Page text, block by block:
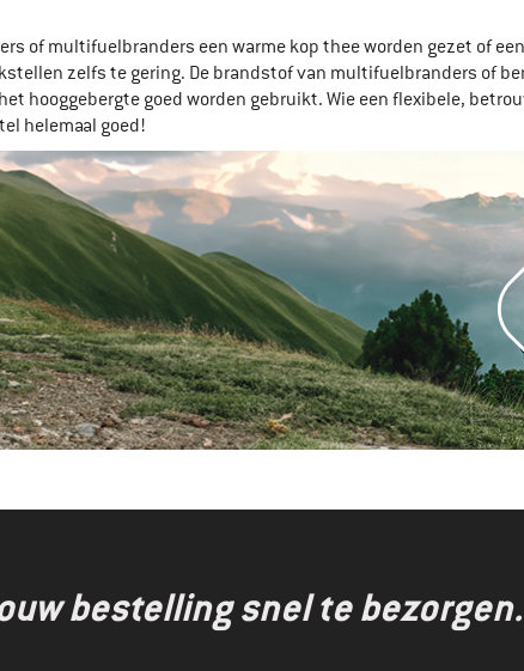
of multifuelbranders een warme kop thee worden gezet of
zelfs te gering. De brandstof van multifuelbranders of
hooggebergte goed worden gebruikt. Wie een flexibele,
helemaal goed!
bestelling snel te